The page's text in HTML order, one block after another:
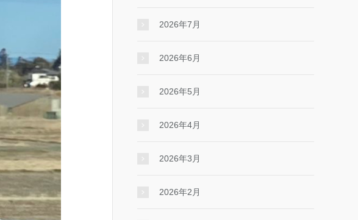
2026年7月
2026年6月
2026年5月
2026年4月
2026年3月
2026年2月